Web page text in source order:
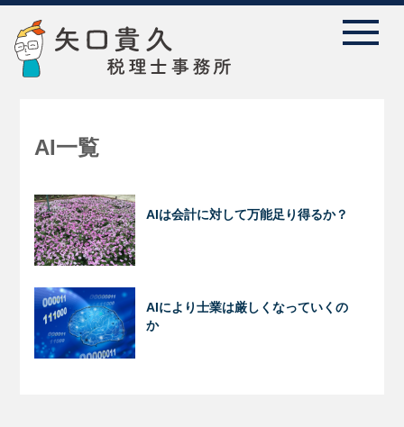
AI一覧
AIは会計に対して万能足り得るか？
AIにより士業は厳しくなっていくの
か